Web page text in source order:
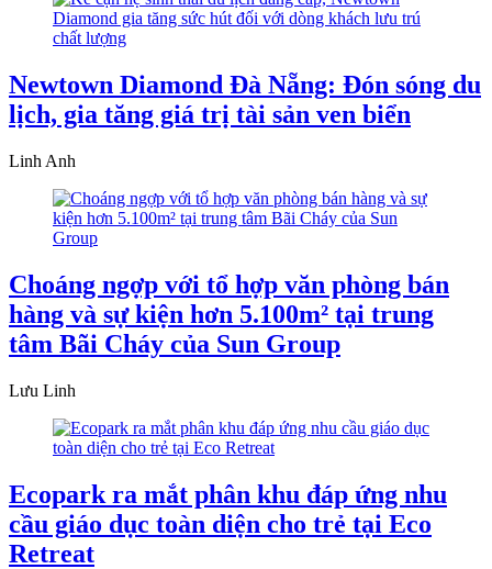
Newtown Diamond Đà Nẵng: Đón sóng du
lịch, gia tăng giá trị tài sản ven biển
Linh Anh
Choáng ngợp với tổ hợp văn phòng bán
hàng và sự kiện hơn 5.100m² tại trung
tâm Bãi Cháy của Sun Group
Lưu Linh
Ecopark ra mắt phân khu đáp ứng nhu
cầu giáo dục toàn diện cho trẻ tại Eco
Retreat